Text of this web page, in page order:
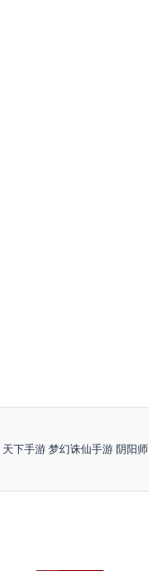
天下手游 梦幻诛仙手游 阴阳师